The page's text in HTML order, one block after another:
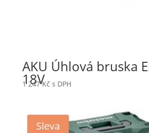
AKU Úhlová bruska
18V
1 247Kč s DPH
Sleva